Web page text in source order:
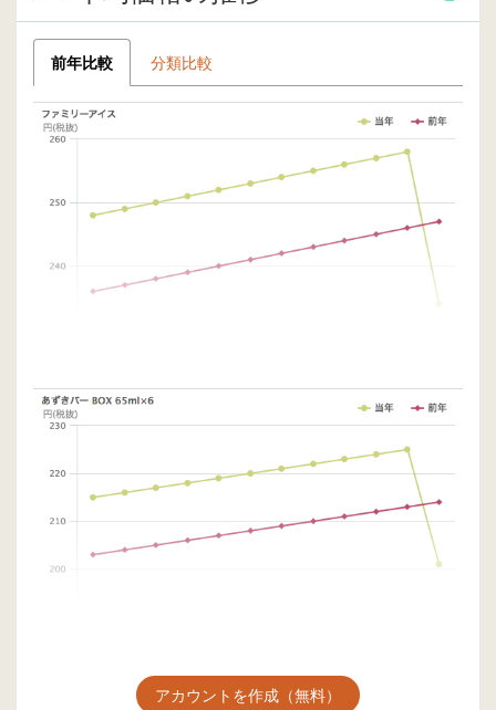
前年比較 分類比較
アカウントを作成（無料）